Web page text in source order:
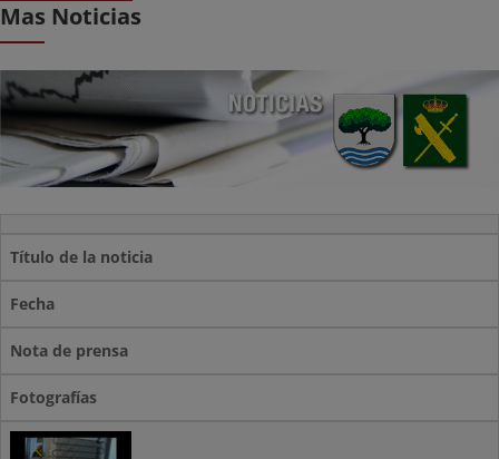
Mas Noticias
Título de la noticia
Fecha
Nota de prensa
Fotografías